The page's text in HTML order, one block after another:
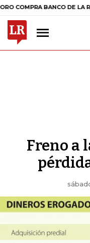
BANCO DE LA
Freno a